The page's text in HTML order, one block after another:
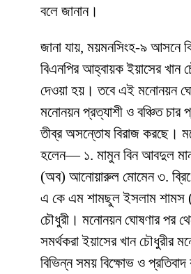
বলে জানান।
জানা যায়, ময়মনসিংহ-৯ আসনে
বিএনপির আহ্বায়ক ইয়াসের খান
দেওয়া হয়। তবে এই মনোনয়ন
মনোনয়ন প্রত্যাশী ও বঞ্চিত চার
তীব্র অসন্তোষ বিরাজ করছে।
হলেন— ১. মামুন বিন আবদুল
(অব) আনোয়ারুল মোমেন ৩.
এ কে এম শামছুল ইসলাম শামস
চৌধুরী। মনোনয়ন ঘোষণার পর
সমর্থকরা ইয়াসের খান চৌধুরীর
বিভিন্ন সময় বিক্ষোভ ও